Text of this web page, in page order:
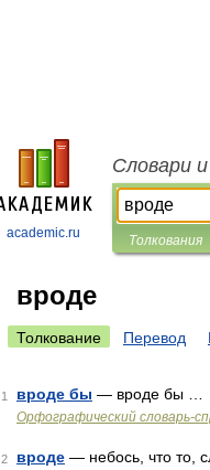
academic.ru
Словари
Толкования
вроде
Толкование Перевод
1 вроде бы — вроде бы …
Орфографический словарь-
2 вроде — небось, что то,